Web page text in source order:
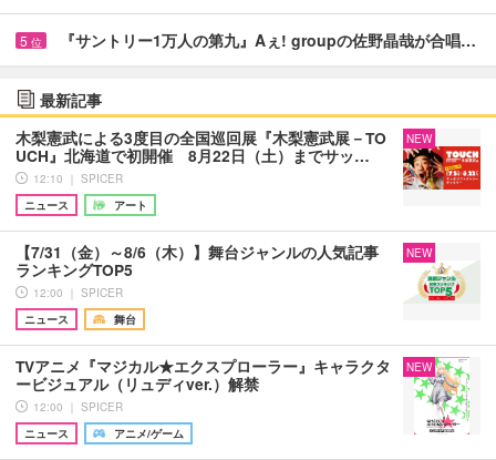
5 位 『サントリー1万人の第九』Aぇ! groupの佐野晶哉が合唱…
最新記事
木梨憲武による3度目の全国巡回展『木梨憲武展－TO
UCH』北海道で初開催 8月22日（土）までサッ…
12:10 ｜ SPICER
ニュース
アート
NEW
【7/31（金）～8/6（木）】舞台ジャンルの人気記事
ランキングTOP5
12:00 ｜ SPICER
ニュース
舞台
NEW
TVアニメ『マジカル★エクスプローラー』キャラクタ
ービジュアル（リュディver.）解禁
12:00 ｜ SPICER
ニュース
アニメ/ゲーム
NEW